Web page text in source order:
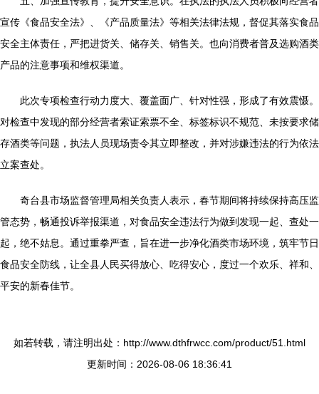
宣传《食品安全法》、《产品质量法》等相关法律法规，督促其落实食品
安全主体责任，严把进货关、储存关、销售关。也向消费者普及选购酒类
产品的注意事项和维权渠道。
此次专项检查行动力度大、覆盖面广、针对性强，形成了有效震慑。
对检查中发现的部分经营者索证索票不全、标签标识不规范、未按要求储
存酒类等问题，执法人员现场责令其立即整改，并对涉嫌违法的行为依法
立案查处。
奇台县市场监督管理局相关负责人表示，春节期间将持续保持高压监
管态势，畅通投诉举报渠道，对食品安全违法行为做到发现一起、查处一
起，绝不姑息。通过重拳严查，旨在进一步净化酒类市场环境，筑牢节日
食品安全防线，让全县人民买得放心、吃得安心，度过一个欢乐、祥和、
平安的新春佳节。
如若转载，请注明出处：http://www.dthfrwcc.com/product/51.html
更新时间：2026-08-06 18:36:41